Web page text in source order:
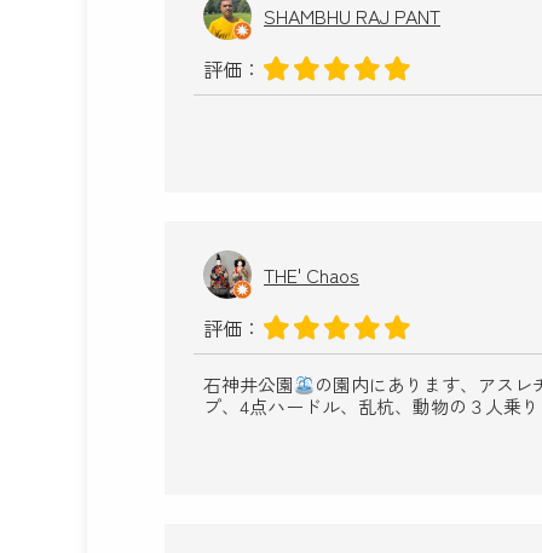
SHAMBHU RAJ PANT
評価：
THE' Chaos
評価：
石神井公園
の園内にあります、アス
プ、4点ハードル、乱杭、動物の３人乗